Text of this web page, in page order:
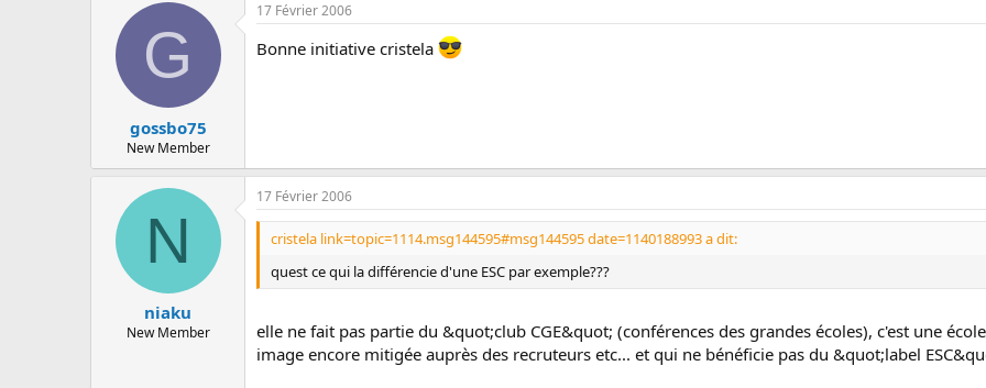
G
gossbo75
New Member
17 Février 2006
Bonne initiative cristela
N
niaku
New Member
17 Février 2006
cristela link=topic=1114.msg144595#msg144595 date=1140188993 a dit:
quest ce qui la différencie d'une ESC par exemple???
elle ne fait pas partie du &quot;club CGE&quot; (conférences des grandes écoles), c'est une
image encore mitigée auprès des recruteurs etc... et qui ne bénéficie pas du &quot;label